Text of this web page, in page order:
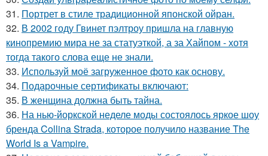
31. Портрет в стиле традиционной японской ойран.
32. В 2002 году Гвинет пэлтроу пришла на главную
кинопремию мира не за статуэткой, а за Хайпом - хотя
тогда такого слова еще не знали.
33. Используй моё загруженное фото как основу.
34. Подарочные сертификаты включают:
35. В женщина должна быть тайна.
36. На нью-йоркской неделе моды состоялось яркое шоу
бренда Collina Strada, которое получило название The
World Is a Vampire.